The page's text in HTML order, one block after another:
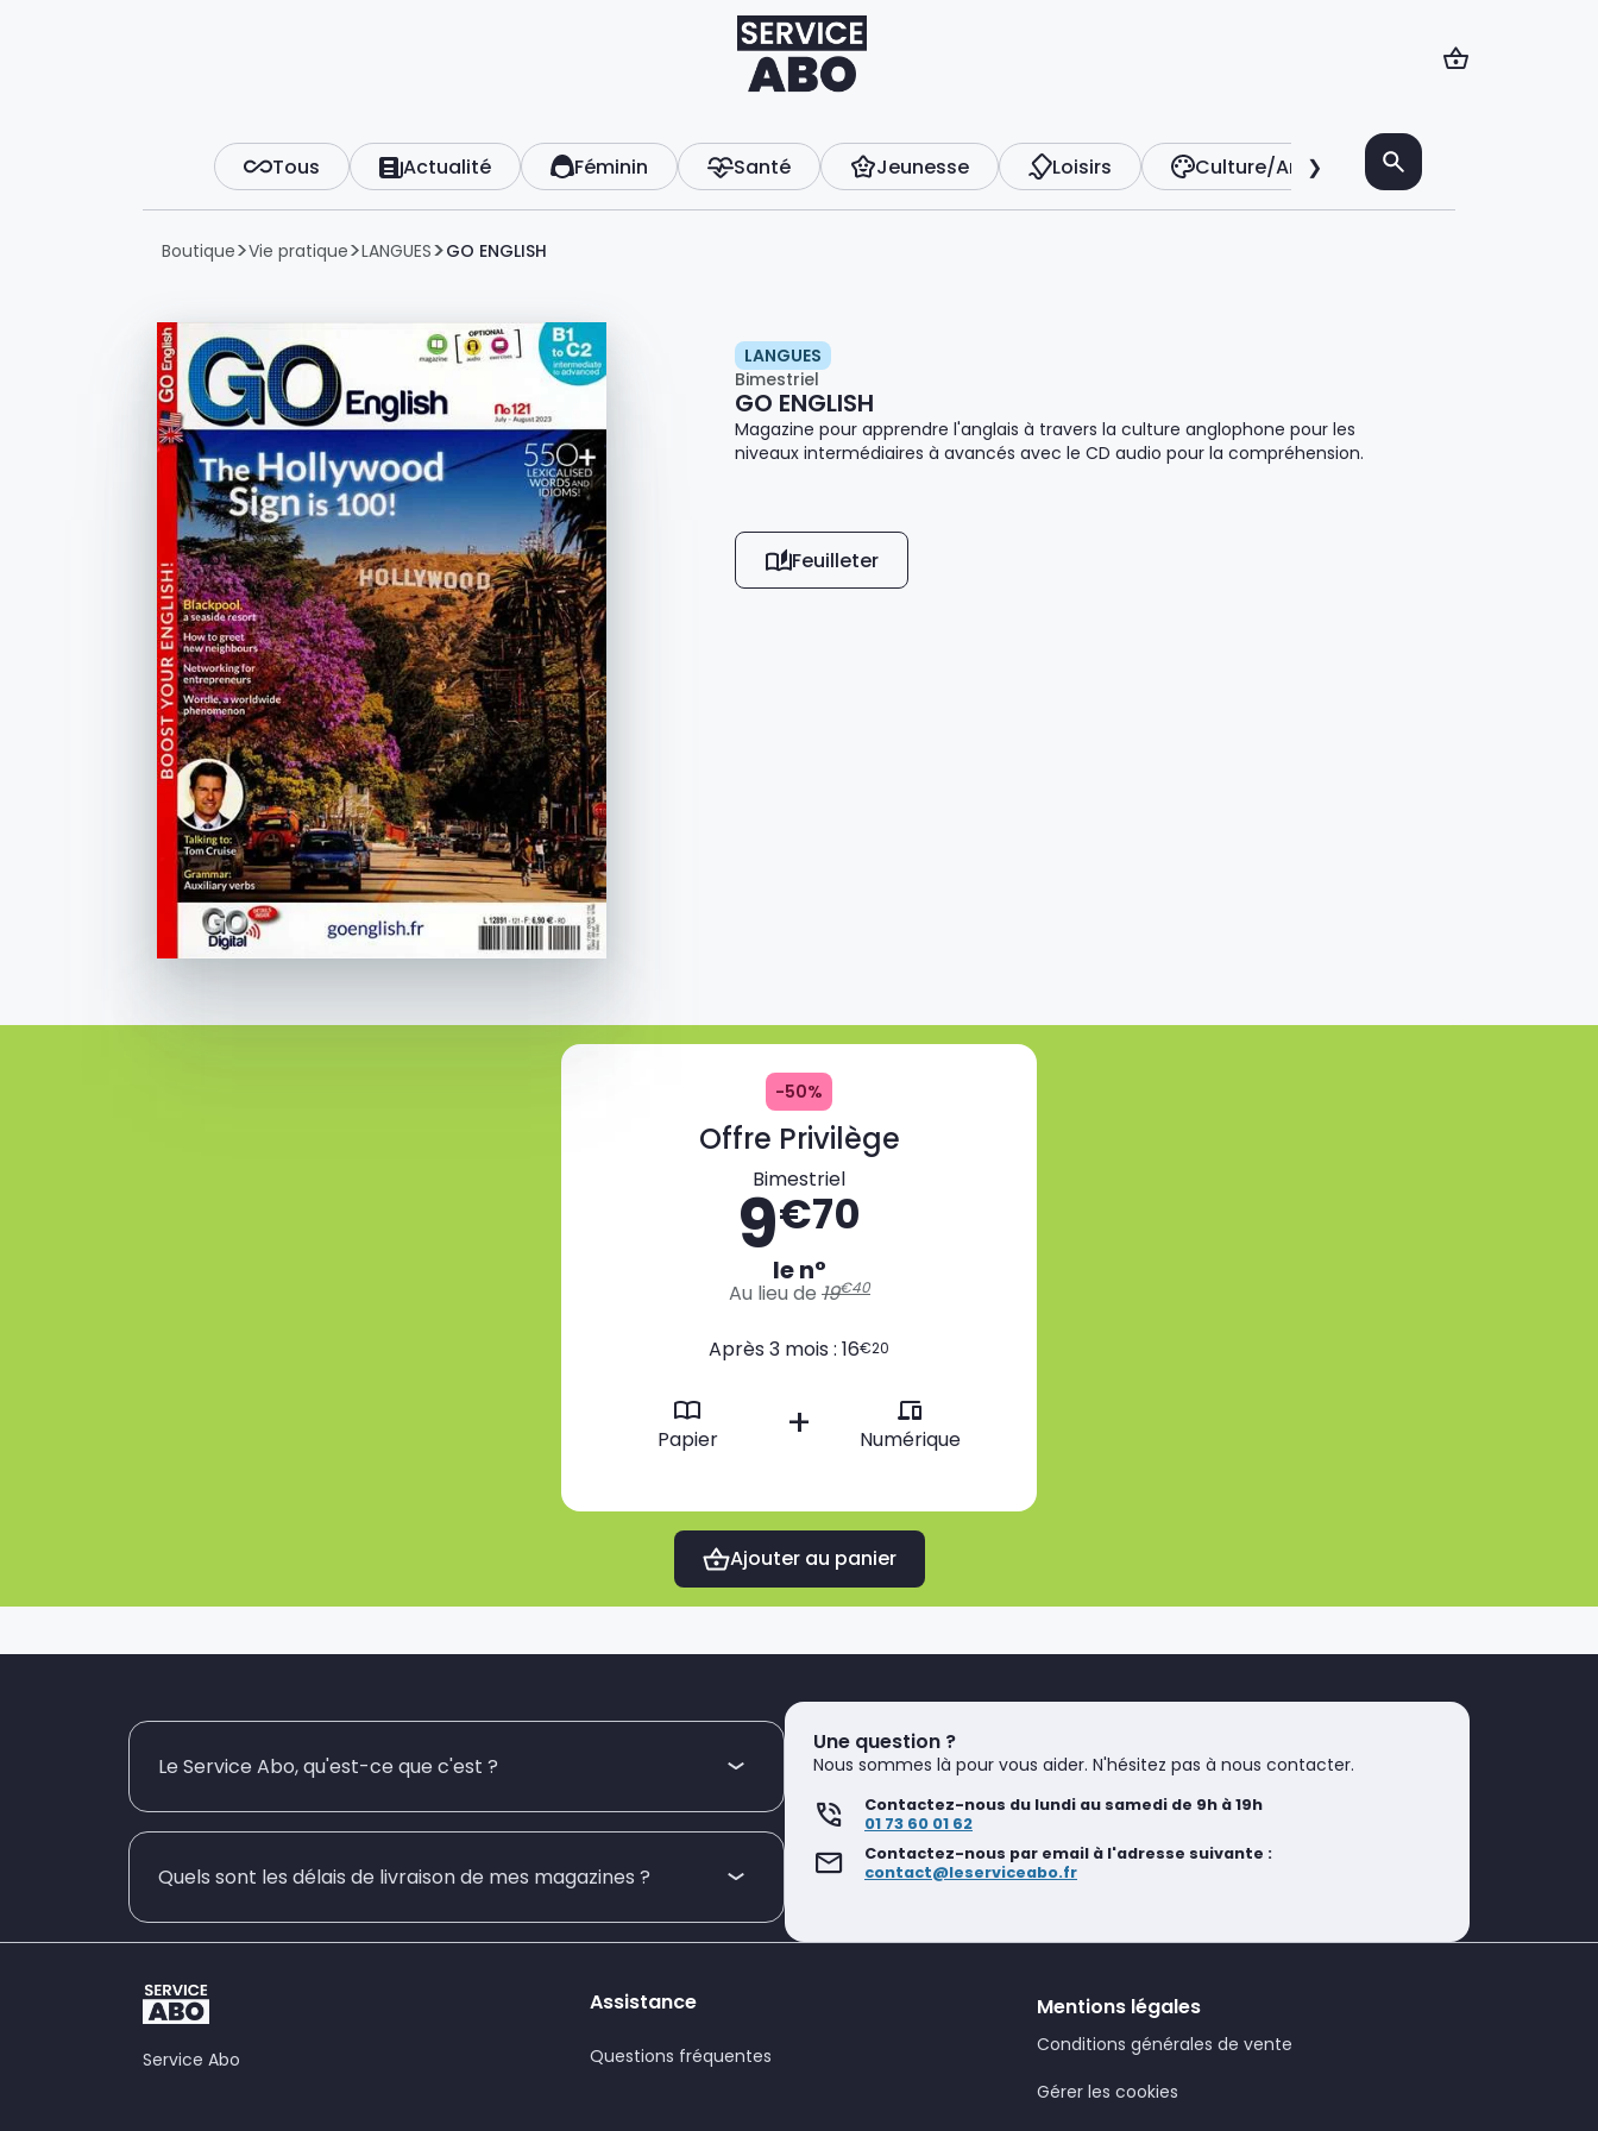
Tous Actualité Féminin Santé Jeunesse Loisirs Culture/Art Télé
❯
Boutique Vie pratique LANGUES GO ENGLISH
LANGUES
Bimestriel
GO ENGLISH
Magazine pour apprendre l'anglais à travers la culture anglophone pour les
niveaux intermédiaires à avancés avec le CD audio pour la compréhension.
Feuilleter
-50%
Offre Privilège
Bimestriel
9€70
le n°
Au lieu de 19€40
Après 3 mois : 16€20
Papier + Numérique
Ajouter au panier
Le Service Abo, qu'est-ce que c'est ?
Quels sont les délais de livraison de mes magazines ?
Une question ?
Nous sommes là pour vous aider. N'hésitez pas à nous contacter.
Contactez-nous du lundi au samedi de 9h à 19h
01 73 60 01 62
Contactez-nous par email à l'adresse suivante :
contact@leserviceabo.fr
Service Abo
Assistance
Questions fréquentes
Mentions légales
Conditions générales de vente
Gérer les cookies